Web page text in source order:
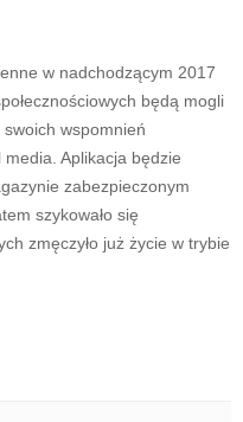
w nadchodzącym 2017
będą mogli
wspomnień
Aplikacja będzie
zabezpieczonym
szykowało się
zmęczyło już życie w trybie